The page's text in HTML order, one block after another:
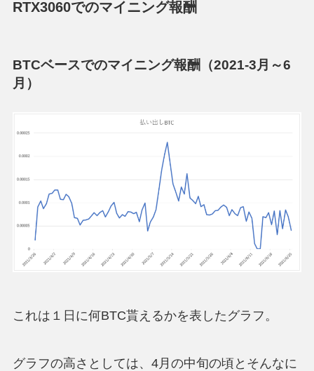
RTX3060でのマイニング報酬
BTCベースでのマイニング報酬（2021-3月～6
月）
これは１日に何BTC貰えるかを表したグラフ。
グラフの高さとしては、4月の中旬の頃とそんなに